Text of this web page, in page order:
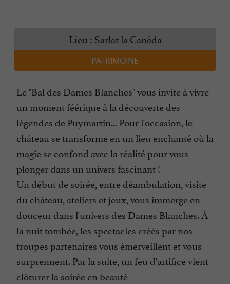
Lieu : Sarlat la Canéda
PATRIMOINE
Le "Bal des Dames Blanches" vous invite à vivre
un moment féérique à la découverte des
légendes de Puymartin... Pour l'occasion, le
château se transforme en un lieu enchanté où la
magie se confond avec la réalité pour vous
plonger dans un univers fascinant !
Un début de soirée, entre déambulation, visite
du château, ateliers et jeux, vous immerge en
douceur dans l'univers des Dames Blanches. À
la nuit tombée, les spectacles créés par nos
troupes partenaires vous émerveillent et vous
surprennent. Par la suite, un feu d'artifice vient
clôturer la soirée en beauté